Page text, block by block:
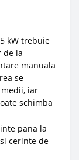
kW trebuie
de la
manuala
se
iar
schimba
pana la
cerinte de